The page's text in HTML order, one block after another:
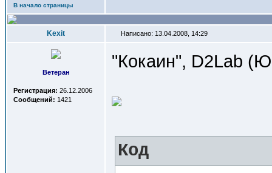
В начало страницы
Kexit Написано: 13.04.2008, 14:29
Ветеран
Регистрация: 26.12.2006
Сообщений: 1421
"Кокаин", D2Lab
Код